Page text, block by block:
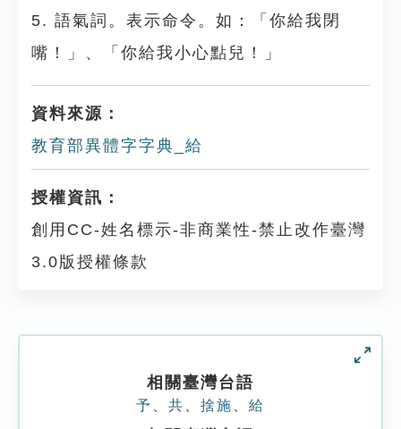
5. 語氣詞。表示命令。如：「你給我閉
嘴！」、「你給我小心點兒！」
資料來源：
教育部異體字字典_給
授權資訊：
創用CC-姓名標示-非商業性-禁止改作臺灣
3.0版授權條款
相關臺灣台語
予 共 捨施 給